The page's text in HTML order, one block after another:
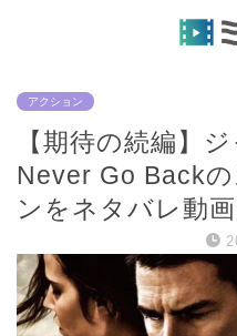
アクション
【期待の続編】
Never Go Back
ンをネタバレ動画